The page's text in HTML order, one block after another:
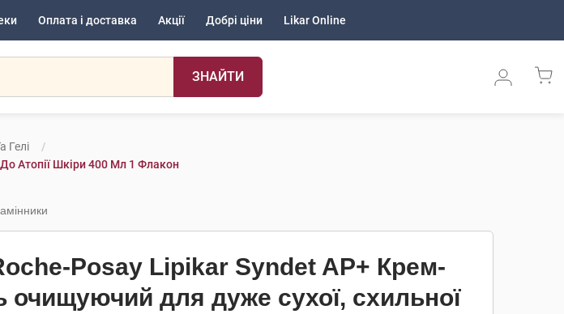
Оплата і доставка Акції Добрі ціни Likar Online
ЗНАЙТИ
Гелі
Атопії Шкіри 400 Мл 1 Флакон
Posay Lipikar Syndet AP+ Крем-
очищуючий для дуже сухої, схильної